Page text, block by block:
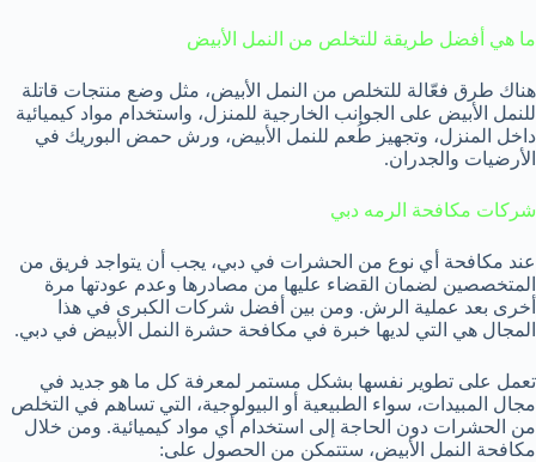
ما هي أفضل طريقة للتخلص من النمل الأبيض
هناك طرق فعّالة للتخلص من النمل الأبيض، مثل وضع منتجات قاتلة
للنمل الأبيض على الجوانب الخارجية للمنزل، واستخدام مواد كيميائية
داخل المنزل، وتجهيز طُعم للنمل الأبيض، ورش حمض البوريك في
الأرضيات والجدران.
شركات مكافحة الرمه دبي
عند مكافحة أي نوع من الحشرات في دبي، يجب أن يتواجد فريق من
المتخصصين لضمان القضاء عليها من مصادرها وعدم عودتها مرة
أخرى بعد عملية الرش. ومن بين أفضل شركات الكبرى في هذا
المجال هي التي لديها خبرة في مكافحة حشرة النمل الأبيض في دبي.
تعمل على تطوير نفسها بشكل مستمر لمعرفة كل ما هو جديد في
مجال المبيدات، سواء الطبيعية أو البيولوجية، التي تساهم في التخلص
من الحشرات دون الحاجة إلى استخدام أي مواد كيميائية. ومن خلال
مكافحة النمل الأبيض، ستتمكن من الحصول على: